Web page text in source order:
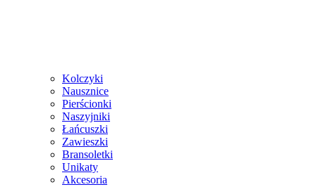
Kolczyki
Nausznice
Pierścionki
Naszyjniki
Łańcuszki
Zawieszki
Bransoletki
Unikaty
Akcesoria